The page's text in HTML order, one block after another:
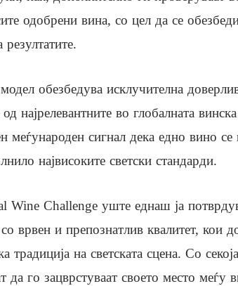
одобрени вина, со цел да се
обезбедува исклучителна
најрелевантните во глобалната
меѓународен сигнал дека едно вино се
највисоките светски стандарди.
Wine Challenge уште еднаш ја
врвен и препознатлив квалитет, кои
традиција на светската сцена. Со
го зацврстуваат своето место меѓу